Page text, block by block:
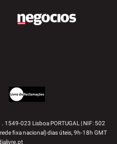
1549-023 Lisboa PORTUGAL | NIF: 502
fixa nacional) dias úteis, 9h-18h GMT